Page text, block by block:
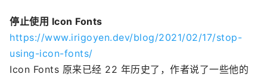
停止使用 Icon Fonts
https://www.irigoyen.dev/blog/2021/02/17/stop-
using-icon-fonts/
Icon Fonts 原来已经 22 年历史了，作者说了一些他的